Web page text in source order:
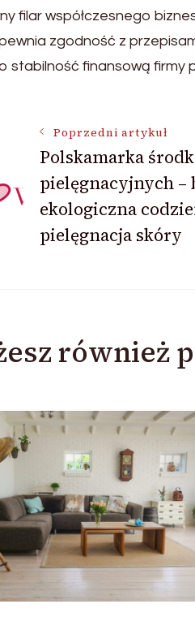
filar współczesnego
zgodność z
finansową firmy
Poprzedni artykuł
Polskamarka
pielęgnacyjnych –
ekologiczna
pielęgnacja skóry
również